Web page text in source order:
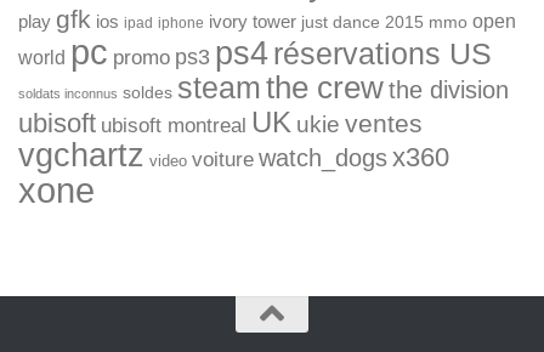
play gfk ios ipad iphone ivory tower just dance 2015 mmo open
world pc promo ps3 ps4réservations US
soldats inconnus soldes steamthe crewthe division
ubisoft ubisoft montreal UK ukie ventes
vgchartz video voiture watch_dogsx360
xone